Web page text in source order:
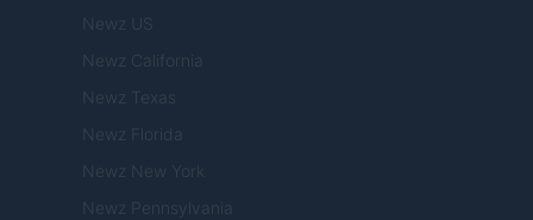
Newz US
Newz California
Newz Texas
Newz Florida
Newz New York
Newz Pennsylvania